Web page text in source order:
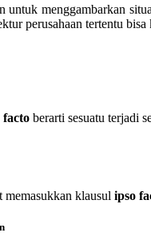
untuk menggambarkan
perusahaan tertentu
factoberarti sesuatu terjadi
memasukkan klausul ipso